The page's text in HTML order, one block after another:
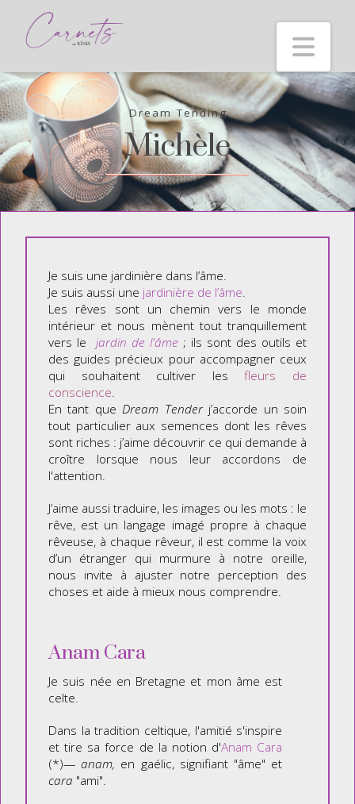
Dream Tending
Michèle
Je suis une jardinière dans l’âme.
Je suis aussi une jardinière de l’âme.
Les rêves sont un chemin vers le monde
intérieur et nous mènent tout tranquillement
vers le jardin de l'âme ; ils sont des outils et
des guides précieux pour accompagner ceux
qui souhaitent cultiver lesfleurs de
conscience.
En tant queDream Tenderj’accorde un soin
tout particulier aux semences dont les rêves
sont riches : j’aime découvrir ce qui demande à
croître lorsque nous leur accordons de
l'attention.
J’aime aussi traduire, les images ou les mots : le
rêve, est un langage imagé propre à chaque
rêveuse, à chaque rêveur, il est comme la voix
d’un étranger qui murmure à notre oreille,
nous invite à ajuster notre perception des
choses et aide à mieux nous comprendre.
Anam Cara
Je suis née en Bretagne et mon âme est
celte.
Dans la tradition celtique, l'amitié s'inspire
et tire sa force de la notion d'Anam Cara
(*)—anam, en gaélic, signifiant "âme" et
cara "ami".